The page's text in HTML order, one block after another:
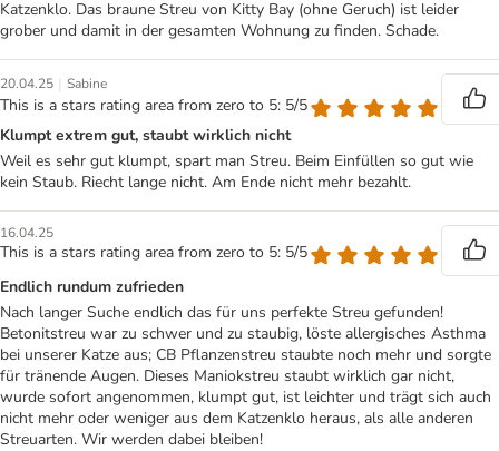
Katzenklo. Das braune Streu von Kitty Bay (ohne Geruch) ist leider
grober und damit in der gesamten Wohnung zu finden. Schade.
20.04.25 | Sabine
This is a stars rating area from zero to 5: 5/5
Klumpt extrem gut, staubt wirklich nicht
Weil es sehr gut klumpt, spart man Streu. Beim Einfüllen so gut wie
kein Staub. Riecht lange nicht. Am Ende nicht mehr bezahlt.
16.04.25
This is a stars rating area from zero to 5: 5/5
Endlich rundum zufrieden
Nach langer Suche endlich das für uns perfekte Streu gefunden!
Betonitstreu war zu schwer und zu staubig, löste allergisches Asthma
bei unserer Katze aus; CB Pflanzenstreu staubte noch mehr und sorgte
für tränende Augen. Dieses Maniokstreu staubt wirklich gar nicht,
wurde sofort angenommen, klumpt gut, ist leichter und trägt sich auch
nicht mehr oder weniger aus dem Katzenklo heraus, als alle anderen
Streuarten. Wir werden dabei bleiben!